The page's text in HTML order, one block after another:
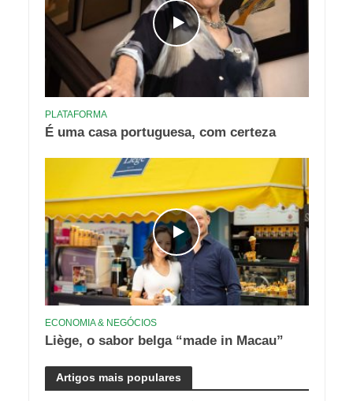
PLATAFORMA
É uma casa portuguesa, com certeza
ECONOMIA & NEGÓCIOS
Liège, o sabor belga “made in Macau”
Artigos mais populares